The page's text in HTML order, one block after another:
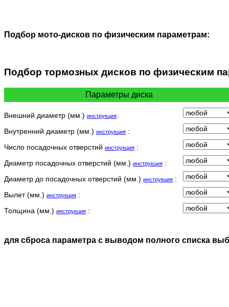
Подбор мото-дисков по физическим параметрам:
Подбор тормозных дисков по физическим
Параметры диска
Внешний диаметр (мм.) инструкция:
Внутренний диаметр (мм.) инструкция :
Число посадочных отверстий инструкция :
Диаметр посадочных отверстий (мм.) инструкция :
Диаметр до посадочных отверстий (мм.) инструкция :
Вылет (мм.) инструкция :
Толщина (мм.) инструкция :
для сброса параметра с выводом полного списка